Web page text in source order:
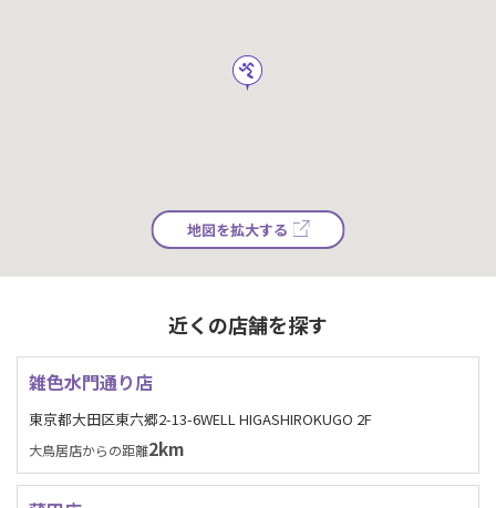
地図を拡大する
近くの店舗を探す
雑色水門通り店
東京都大田区東六郷2-13-6WELL HIGASHIROKUGO 2F
大鳥居店からの距離2km